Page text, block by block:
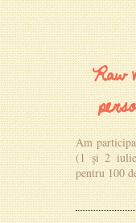
Raw
Am
(1 și 2
pentru 100